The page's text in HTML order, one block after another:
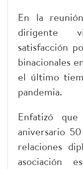
En la
dirigente
satisfacción
binacionales
el último
pandemia.
Enfatizó
aniversario
relaciones
asociación